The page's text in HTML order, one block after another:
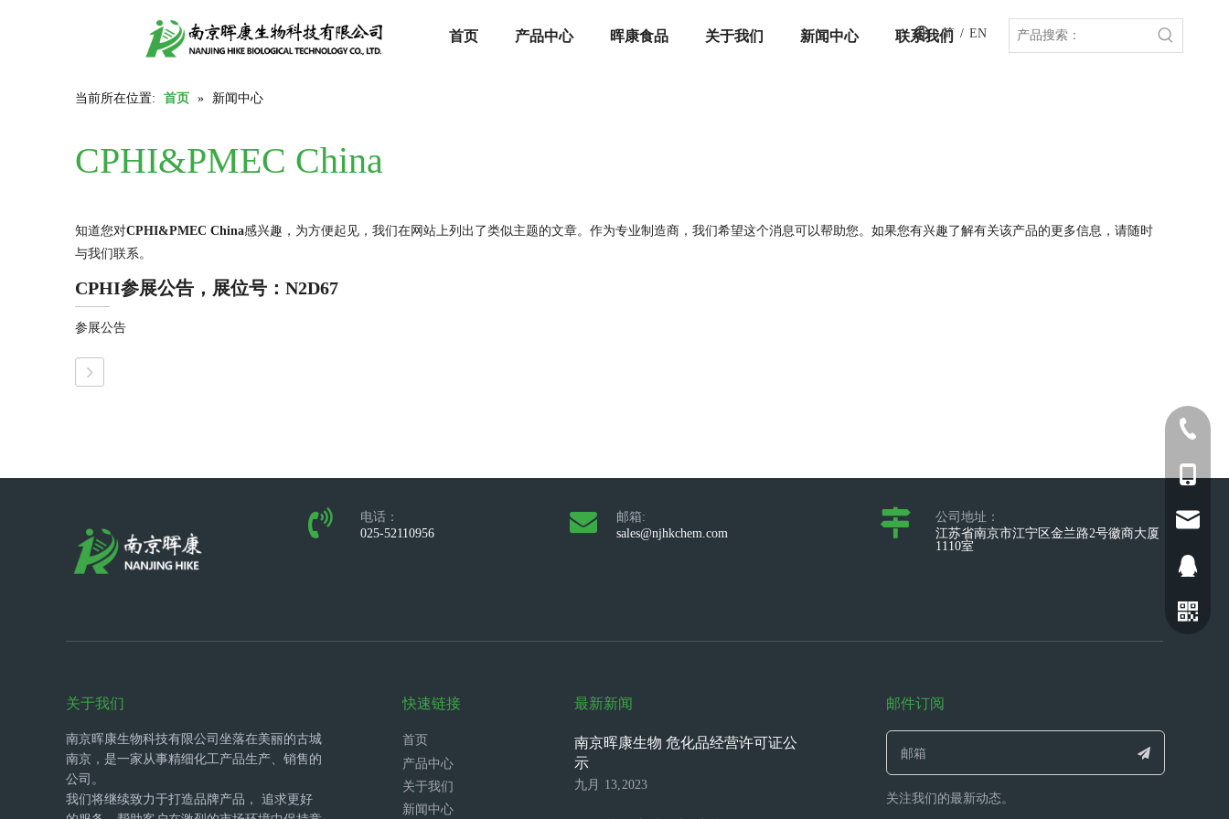
首页 产品中心 晖康食品 关于我们 新闻中心 联系我们
简 / EN
当前所在位置: 首页 » 新闻中心
CPHI&PMEC China
知道您对CPHI&PMEC China感兴趣，为方便起见，我们在网站上列出了类似主题的文章。作为专业制造商，我们希望这个消息可以帮助您。如果您有兴趣了解有关该产品的更多信息，请随时
与我们联系。
CPHI参展公告，展位号：N2D67
参展公告
电话：
025-52110956
邮箱:
sales@njhkchem.com
公司地址：
江苏省南京市江宁区金兰路2号徽商大厦
1110室
关于我们
南京晖康生物科技有限公司坐落在美丽的古城
南京，是一家从事精细化工产品生产、销售的
公司。
我们将继续致力于打造品牌产品， 追求更好
快速链接
首页
产品中心
关于我们
新闻中心
最新新闻
南京晖康生物 危化品经营许可证公
示
九月 13,2023
邮件订阅
关注我们的最新动态。
025-